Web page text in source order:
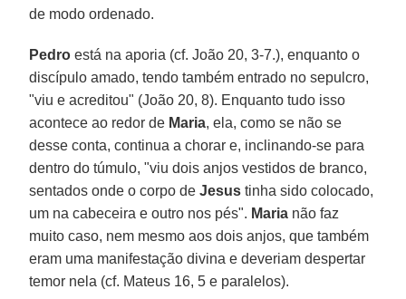
de modo ordenado.
Pedro está na aporia (cf. João 20, 3-7.), enquanto o
discípulo amado, tendo também entrado no sepulcro,
"viu e acreditou" (João 20, 8). Enquanto tudo isso
acontece ao redor de Maria, ela, como se não se
desse conta, continua a chorar e, inclinando-se para
dentro do túmulo, "viu dois anjos vestidos de branco,
sentados onde o corpo deJesus tinha sido colocado,
um na cabeceira e outro nos pés". Maria não faz
muito caso, nem mesmo aos dois anjos, que também
eram uma manifestação divina e deveriam despertar
temor nela (cf. Mateus 16, 5 e paralelos).